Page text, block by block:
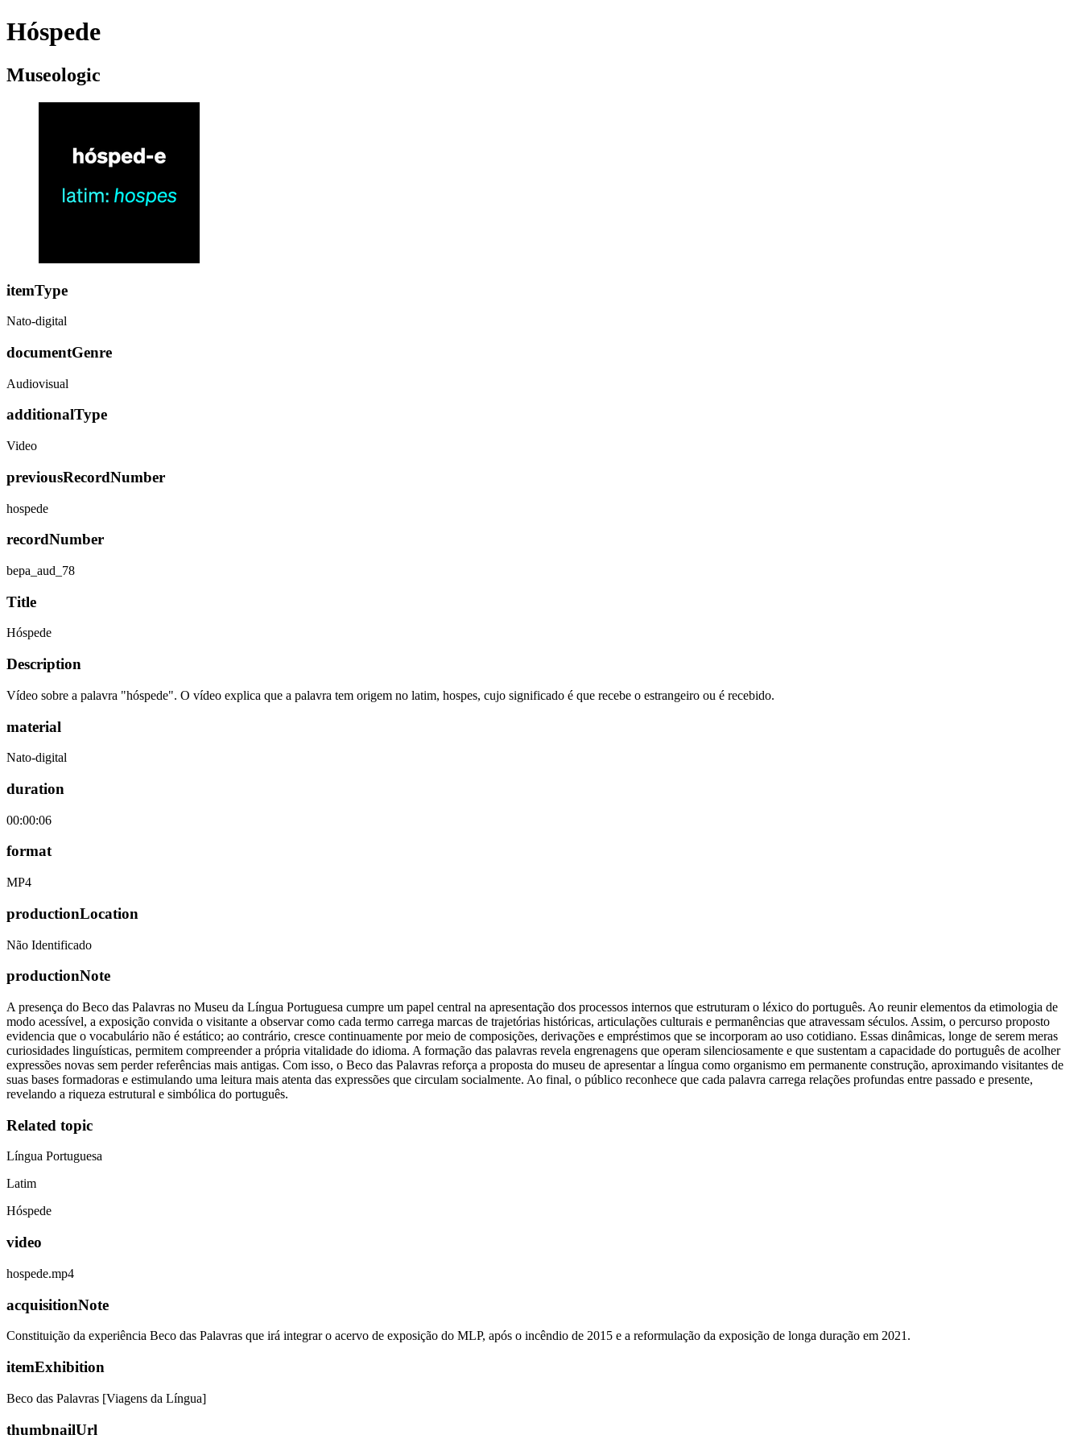
Hóspede
Museologic
itemType
Nato-digital
documentGenre
Audiovisual
additionalType
Video
previousRecordNumber
hospede
recordNumber
bepa_aud_78
Title
Hóspede
Description
Vídeo sobre a palavra "hóspede". O vídeo explica que a palavra tem origem no latim, hospes, cujo significado é que recebe o estrangeiro ou é recebido.
material
Nato-digital
duration
00:00:06
format
MP4
productionLocation
Não Identificado
productionNote
A presença do Beco das Palavras no Museu da Língua Portuguesa cumpre um papel central na apresentação dos processos internos que estruturam o léxico do português. Ao reunir elementos da etimologia de
modo acessível, a exposição convida o visitante a observar como cada termo carrega marcas de trajetórias históricas, articulações culturais e permanências que atravessam séculos. Assim, o percurso proposto
evidencia que o vocabulário não é estático; ao contrário, cresce continuamente por meio de composições, derivações e empréstimos que se incorporam ao uso cotidiano. Essas dinâmicas, longe de serem meras
curiosidades linguísticas, permitem compreender a própria vitalidade do idioma. A formação das palavras revela engrenagens que operam silenciosamente e que sustentam a capacidade do português de acolher
expressões novas sem perder referências mais antigas. Com isso, o Beco das Palavras reforça a proposta do museu de apresentar a língua como organismo em permanente construção, aproximando visitantes de
suas bases formadoras e estimulando uma leitura mais atenta das expressões que circulam socialmente. Ao final, o público reconhece que cada palavra carrega relações profundas entre passado e presente,
revelando a riqueza estrutural e simbólica do português.
Related topic
Língua Portuguesa
Latim
Hóspede
video
hospede.mp4
acquisitionNote
Constituição da experiência Beco das Palavras que irá integrar o acervo de exposição do MLP, após o incêndio de 2015 e a reformulação da exposição de longa duração em 2021.
itemExhibition
Beco das Palavras [Viagens da Língua]
thumbnailUrl